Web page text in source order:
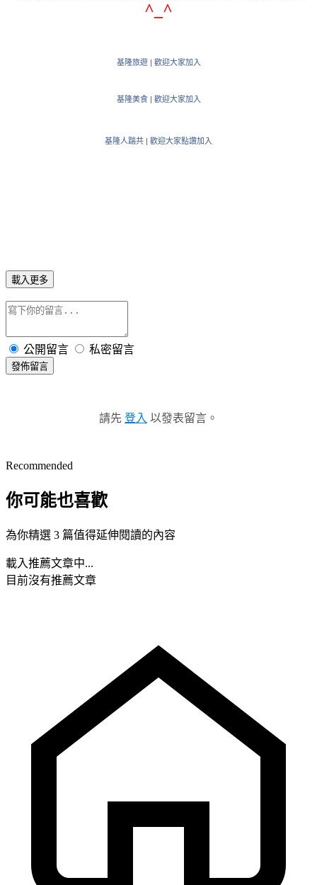
^_^
基隆旅遊| 歡迎大家加入
基隆美食| 歡迎大家加入
基隆人踹共 | 歡迎大家點讚加入
載入更多
公開留言 私密留言
發佈留言
請先 登入 以發表留言。
Recommended
你可能也喜歡
為你精選 3 篇值得延伸閱讀的內容
載入推薦文章中...
目前沒有推薦文章